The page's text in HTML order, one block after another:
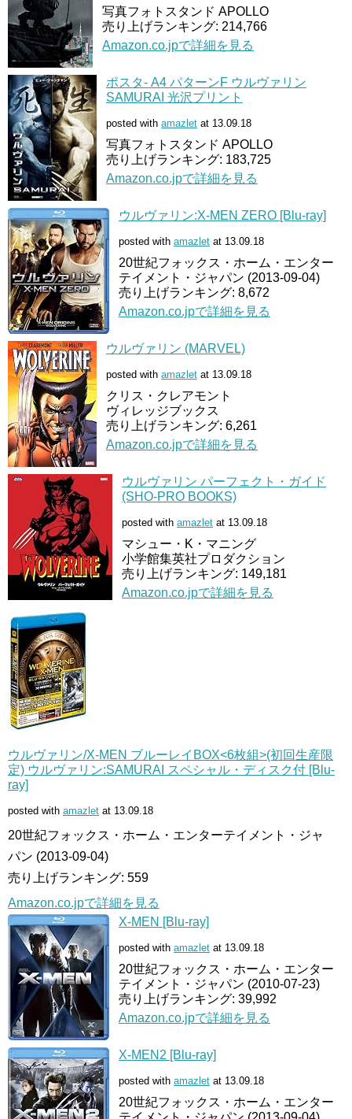
写真フォトスタンド APOLLO
売り上げランキング: 214,766
Amazon.co.jpで詳細を見る
ポスタ- A4 パターンF ウルヴァリン
SAMURAI 光沢プリント
posted with amazlet at 13.09.18
写真フォトスタンド APOLLO
売り上げランキング: 183,725
Amazon.co.jpで詳細を見る
ウルヴァリン:X-MEN ZERO [Blu-ray]
posted with amazlet at 13.09.18
20世紀フォックス・ホーム・エンター
テイメント・ジャパン (2013-09-04)
売り上げランキング: 8,672
Amazon.co.jpで詳細を見る
ウルヴァリン (MARVEL)
posted with amazlet at 13.09.18
クリス・クレアモント
ヴィレッジブックス
売り上げランキング: 6,261
Amazon.co.jpで詳細を見る
ウルヴァリン パーフェクト・ガイド
(SHO-PRO BOOKS)
posted with amazlet at 13.09.18
マシュー・K・マニング
小学館集英社プロダクション
売り上げランキング: 149,181
Amazon.co.jpで詳細を見る
ウルヴァリン/X-MEN ブルーレイBOX<6枚組>(初回生産限
定) ウルヴァリン:SAMURAI スペシャル・ディスク付 [Blu-
ray]
posted with amazlet at 13.09.18
20世紀フォックス・ホーム・エンターテイメント・ジャ
パン (2013-09-04)
売り上げランキング: 559
Amazon.co.jpで詳細を見る
X-MEN [Blu-ray]
posted with amazlet at 13.09.18
20世紀フォックス・ホーム・エンター
テイメント・ジャパン (2010-07-23)
売り上げランキング: 39,992
Amazon.co.jpで詳細を見る
X-MEN2 [Blu-ray]
posted with amazlet at 13.09.18
20世紀フォックス・ホーム・エンター